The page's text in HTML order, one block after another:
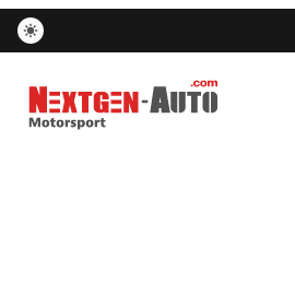
Nextgen-Auto.com